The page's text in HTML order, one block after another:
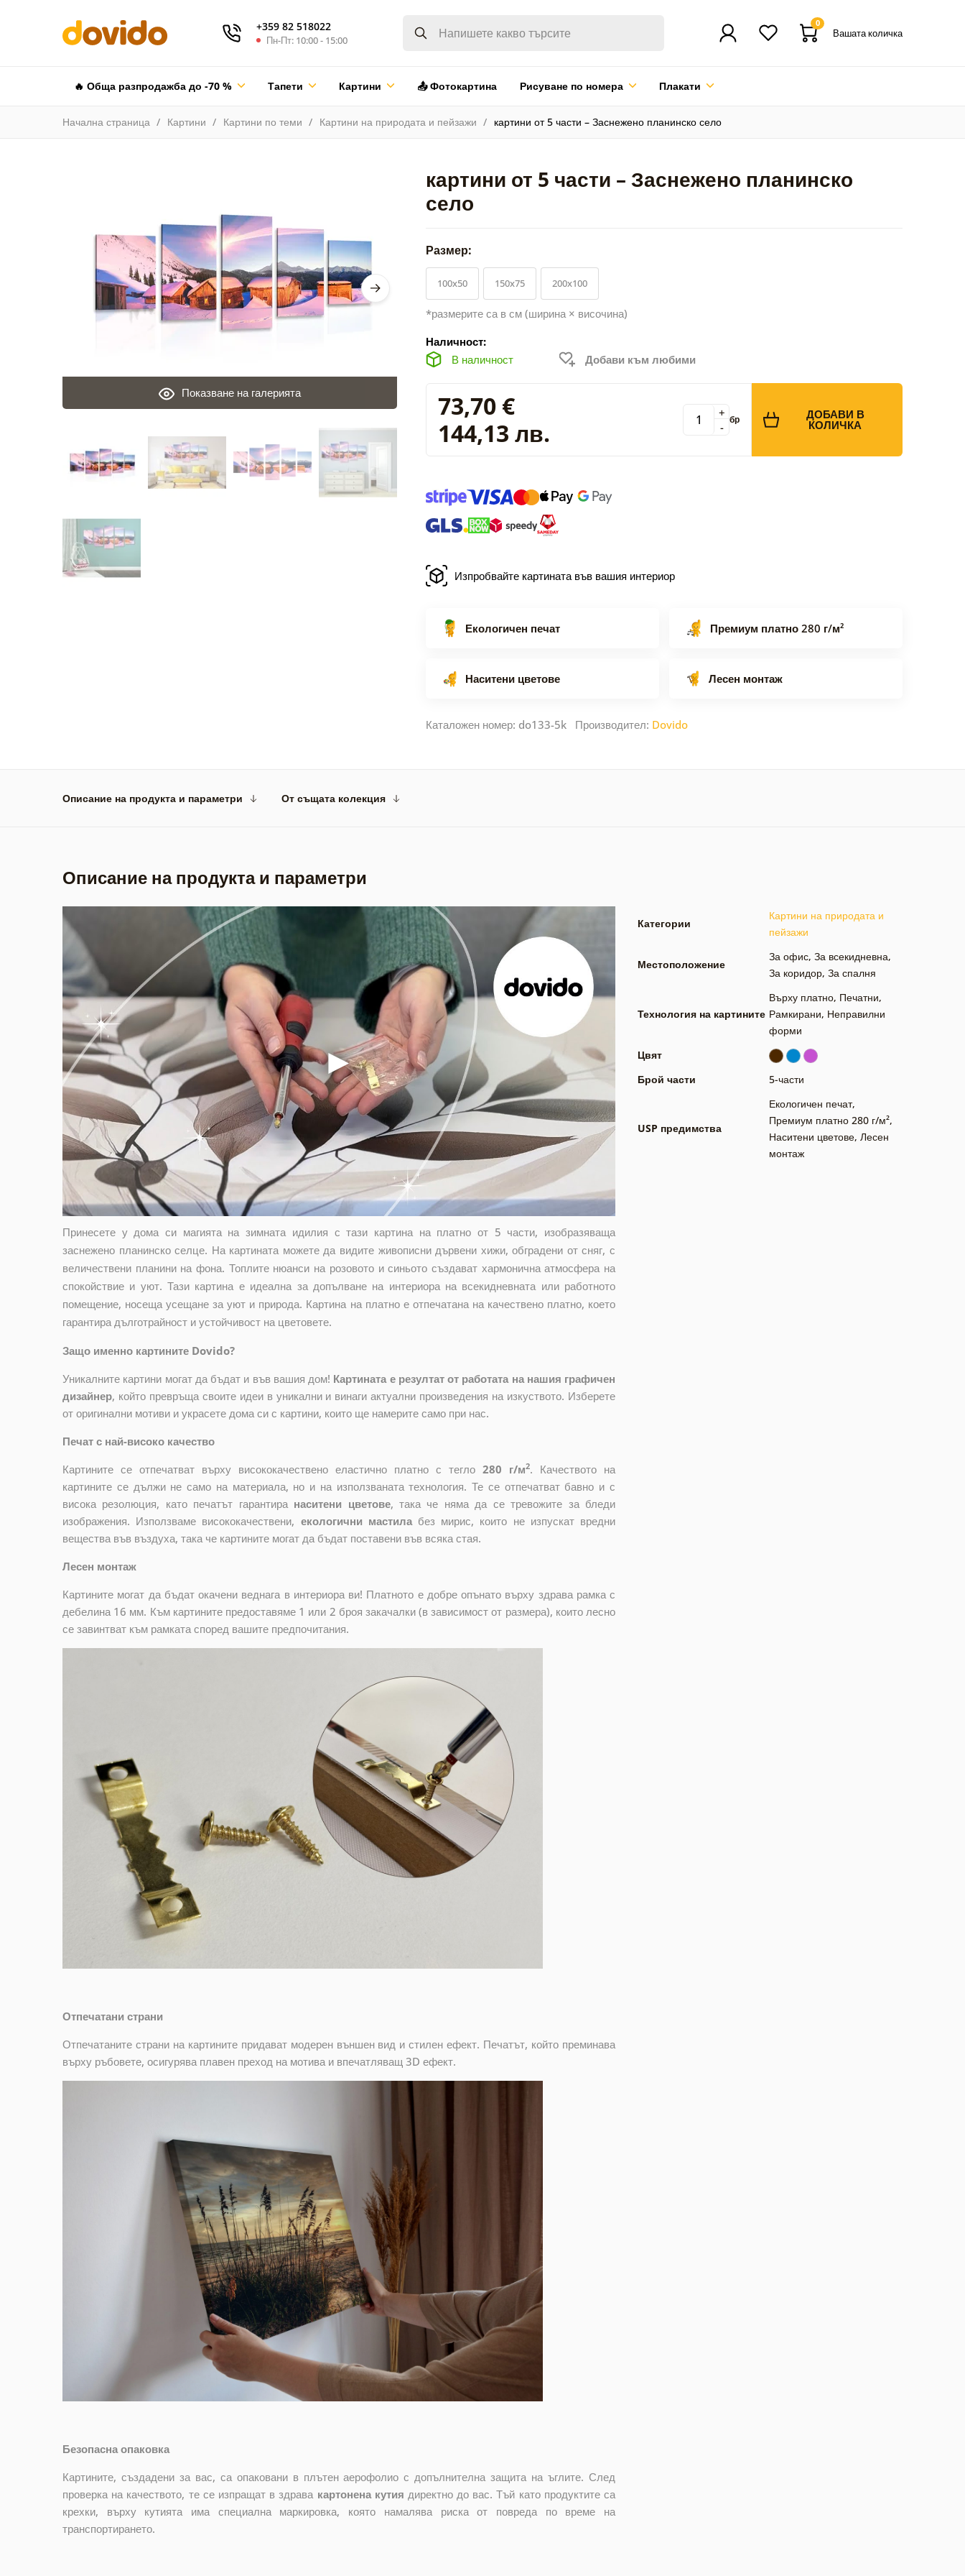
+359 82 518022
Пн-Пт: 10:00 - 15:00
0
Вашата количка
🔥 Обща разпродажба до -70 % Тапети Картини 📤 Фотокартина Рисуване по номера Плакати
Начална страница Картини Картини по теми Картини на природата и пейзажи картини от 5 части – Заснежено планинско село
картини от 5 части – Заснежено планинско
село
Показване на галерията
Размер:
100x50 150x75 200x100
*размерите са в см (ширина × височина)
Наличност:
В наличност
Добави към любими
73,70 €
144,13 лв.
-
+ бр ДОБАВИ В
КОЛИЧКА
Изпробвайте картината във вашия интериор
Екологичен печат Премиум платно 280 г/м²
Наситени цветове Лесен монтаж
Каталожен номер: do133-5k Производител: Dovido
Описание на продукта и параметри От същата колекция
Описание на продукта и параметри
Принесете у дома си магията на зимната идилия с тази картина на платно от 5 части, изобразяваща
заснежено планинско селце. На картината можете да видите живописни дървени хижи, обградени от сняг, с
величествени планини на фона. Топлите нюанси на розовото и синьото създават хармонична атмосфера на
спокойствие и уют. Тази картина е идеална за допълване на интериора на всекидневната или работното
помещение, носеща усещане за уют и природа. Картина на платно е отпечатана на качествено платно, което
гарантира дълготрайност и устойчивост на цветовете.
Защо именно картините Dovido?
Уникалните картини могат да бъдат и във вашия дом! Картината е резултат от работата на нашия графичен
дизайнер, койтопревръща своите идеи в уникални и винаги актуални произведения на изкуството. Изберете
от оригинални мотиви и украсете дома си с картини, които ще намерите само при нас.
Печат с най-високо качество
Картините се отпечатват върху висококачествено еластично платно с тегло 280 г/м2. Качеството на
картините се дължи не само на материала, но и на използваната технология. Те се отпечатват бавно и с
висока резолюция, като печатът гарантира наситени цветове, така че няма да се тревожите за бледи
изображения. Използваме висококачествени, екологични мастилабез мирис, които не изпускат вредни
вещества във въздуха, така че картините могат да бъдат поставени във всяка стая.
Лесен монтаж
Картините могат да бъдат окачени веднага в интериора ви! Платното е добре опънато върху здрава рамка с
дебелина 16 мм. Към картините предоставяме 1 или 2 броя закачалки (в зависимост от размера), които лесно
се завинтват към рамката според вашите предпочитания.
Отпечатани страни
Отпечатаните страни на картините придават модерен външен вид и стилен ефект. Печатът, който преминава
върху ръбовете, осигурява плавен преход на мотива и впечатляващ 3D ефект.
Безопасна опаковка
Картините, създадени за вас, са опаковани в плътен аерофолио с допълнителна защита на ъглите. След
проверка на качеството, те се изпращат в здрава картонена кутия директно до вас. Тъй като продуктите са
крехки, върху кутията има специална маркировка, която намалява риска от повреда по време на
транспортирането.
Категории
Картини на природата и
пейзажи
Местоположение
За офис, За всекидневна,
За коридор, За спалня
Технология на картините
Върху платно, Печатни,
Рамкирани, Неправилни
форми
Цвят
Брой части
5-части
USP предимства
Екологичен печат,
Премиум платно 280 г/м²,
Наситени цветове, Лесен
монтаж